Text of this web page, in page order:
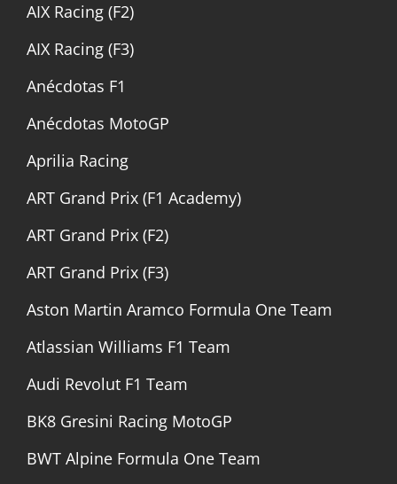
AIX Racing (F2)
AIX Racing (F3)
Anécdotas F1
Anécdotas MotoGP
Aprilia Racing
ART Grand Prix (F1 Academy)
ART Grand Prix (F2)
ART Grand Prix (F3)
Aston Martin Aramco Formula One Team
Atlassian Williams F1 Team
Audi Revolut F1 Team
BK8 Gresini Racing MotoGP
BWT Alpine Formula One Team